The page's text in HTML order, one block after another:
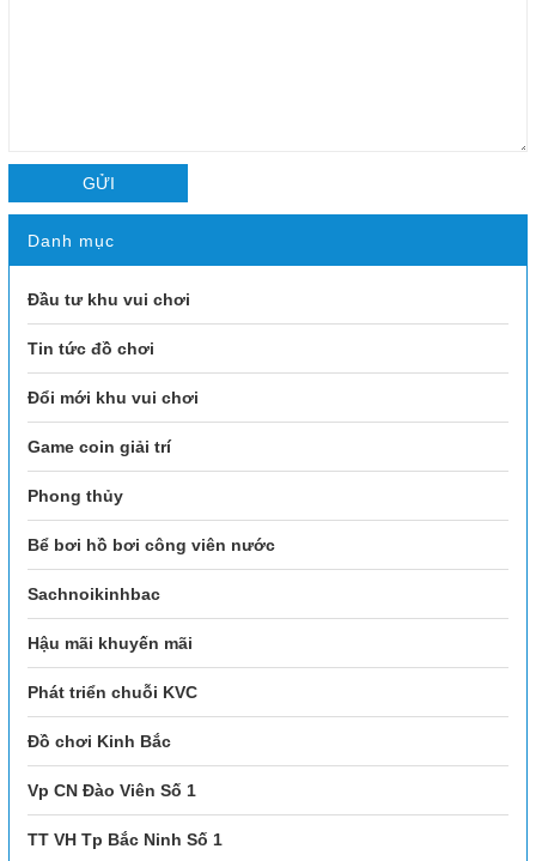
GỬI
Danh mục
Đầu tư khu vui chơi
Tin tức đồ chơi
Đổi mới khu vui chơi
Game coin giải trí
Phong thủy
Bể bơi hồ bơi công viên nước
Sachnoikinhbac
Hậu mãi khuyến mãi
Phát triển chuỗi KVC
Đồ chơi Kinh Bắc
Vp CN Đào Viên Số 1
TT VH Tp Bắc Ninh Số 1